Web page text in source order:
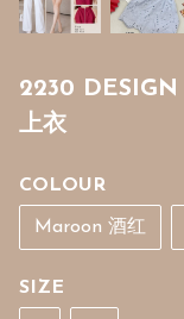
2230 DESIGN
上衣
COLOUR
Maroon 酒红
SIZE